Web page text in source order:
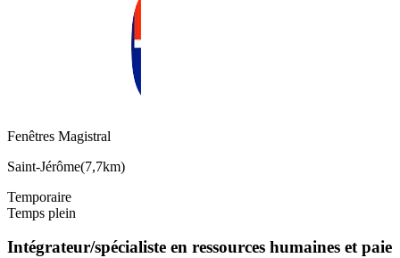
Fenêtres Magistral
Saint-Jérôme(7,7km)
Temporaire
Temps plein
Intégrateur/spécialiste en ressources humaines et paie